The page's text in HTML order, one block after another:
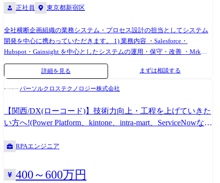
正社員 東京都新宿区
全社横断企画組織の業務システム・プロセス設計の担当としてシステム
開発を中心に携わっていただきます。 1) 業務内容 ・Salesforce・
Hubspot・Gainsight を中心としたシステムの運用・保守・改善 ・Mrk・
IS・Sales・CS・Q2Cのオペレーション改善 2) システム・ツール ●メイン
詳細を見る まずは相談する
パーソルクロステクノロジー株式会社
【関西/DX(ローコード)】技術力向上・工程を上げていきた
い方へ!(Power Platform、kintone、intra-mart、ServiceNowな
RPAエンジニア
400～600万円